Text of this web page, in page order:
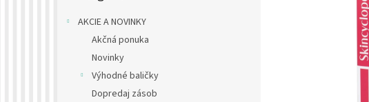
AKCIE A NOVINKY
Akčná ponuka
Novinky
Výhodné baličky
Dopredaj zásob